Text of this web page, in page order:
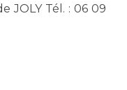
JOLY Tél. : 06 09